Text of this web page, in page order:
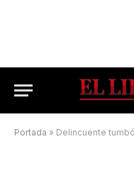
Portada » Delincuente